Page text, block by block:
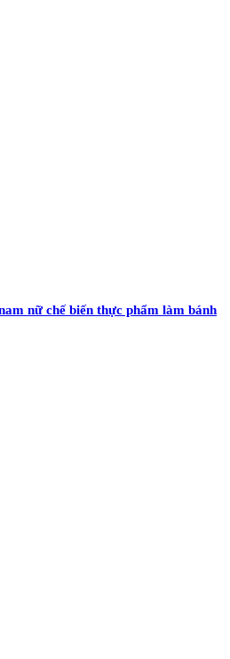
nữ chế biến thực phẩm làm bánh